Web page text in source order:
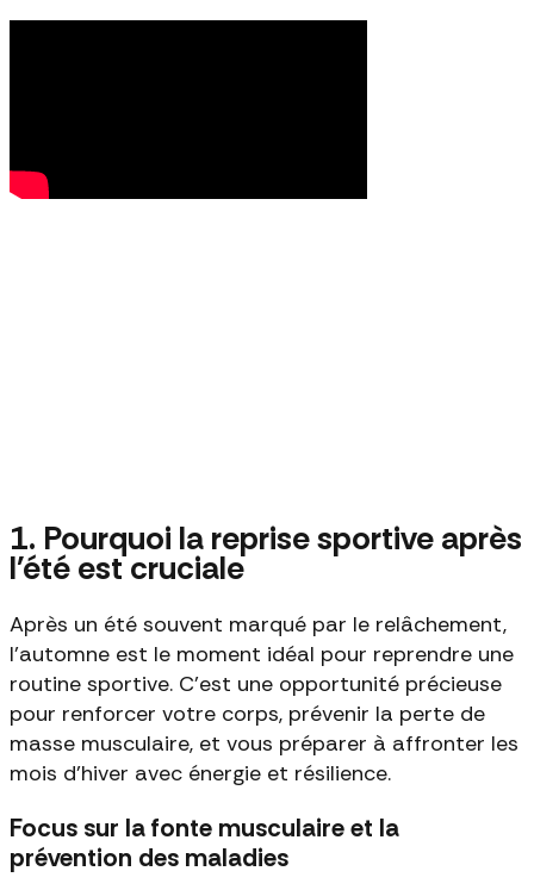
1. Pourquoi la reprise sportive après
l'été est cruciale
Après un été souvent marqué par le relâchement,
l'automne est le moment idéal pour reprendre une
routine sportive. C'est une opportunité précieuse
pour renforcer votre corps, prévenir la perte de
masse musculaire, et vous préparer à affronter les
mois d'hiver avec énergie et résilience.
Focus sur la fonte musculaire et la
prévention des maladies